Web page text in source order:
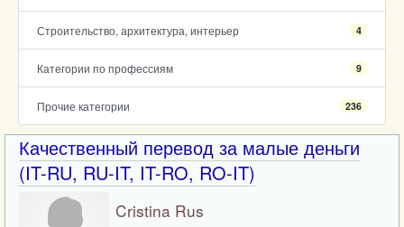
Строительство, архитектура, интерьер 4
Категории по профессиям 9
Прочие категории 236
Качественный перевод за малые деньги
(IT-RU, RU-IT, IT-RO, RO-IT)
Cristina Rus